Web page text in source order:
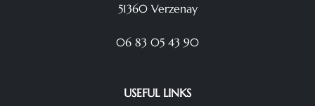
51360 Verzenay
06 83 05 43 90
USEFUL LINKS